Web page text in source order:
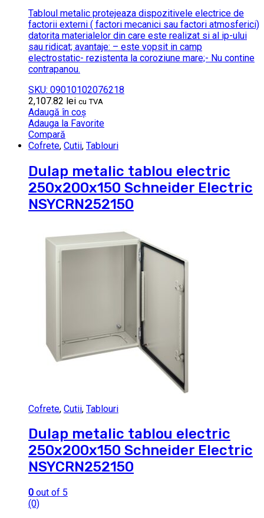
Tabloul metalic protejeaza dispozitivele electrice de
factorii externi ( factori mecanici sau factori atmosferici)
datorita materialelor din care este realizat si al ip-ului
sau ridicat; avantaje: – este vopsit in camp
electrostatic- rezistenta la coroziune mare;- Nu contine
contrapanou.
SKU: 09010102076218
2,107.82 lei cu TVA
Adaugă în coș
Adauga la Favorite
Compară
Cofrete, Cutii, Tablouri
Dulap metalic tablou electric
250x200x150 Schneider Electric
NSYCRN252150
Cofrete, Cutii, Tablouri
Dulap metalic tablou electric
250x200x150 Schneider Electric
NSYCRN252150
0 out of 5
(0)